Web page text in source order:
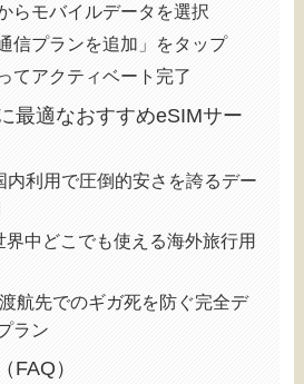
らモバイルデータを選択
信プランを追加」をタップ
てアクティベート完了
最適なおすすめeSIMサー
内利用で圧倒的安さを誇るデー
界中どこでも使える海外旅行用
航先でのギガ死を防ぐ完全デ
ラン
FAQ）